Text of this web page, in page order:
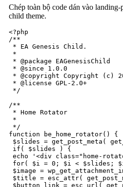
Chép toàn bộ code dán vào
child theme.
<?php
/**
* EA Genesis Child.
*
* @package EAGenesisChild
* @since 1.0.0
* @copyright Copyright (c)
* @license GPL-2.0+
*/
/**
* Home Rotator
*
*/
function be_home_rotator() {
$slides = get_post_meta(
if( $slides ) {
echo '<div class="home-
for( $i = 0; $i < $slides;
$image =
$title = esc_attr(
$button_link = esc_url(